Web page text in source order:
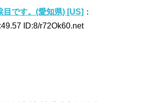
目です。(愛知県) [US] ：
ID:8/r72Ok60.net